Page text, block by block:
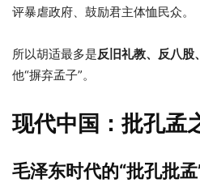
评暴虐政府、鼓励君主体恤民众。
所以胡适最多是反旧礼教、反八股
他“摒弃孟子”。
现代中国：批孔孟
毛泽东时代的“批孔批